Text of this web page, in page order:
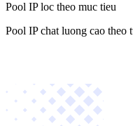
Pool IP loc theo muc tieu
Pool IP chat luong cao theo